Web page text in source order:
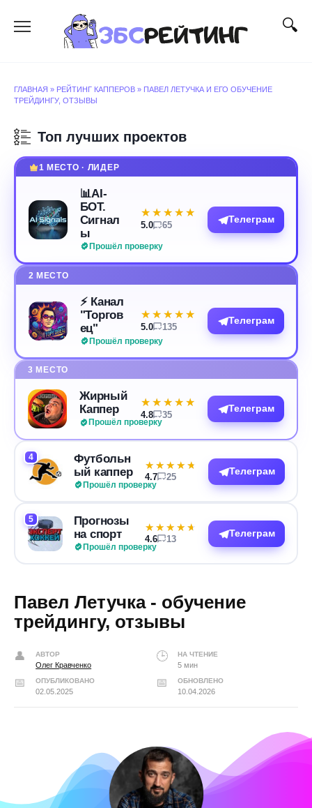
содержанию
ГЛАВНАЯ » РЕЙТИНГ КАППЕРОВ » ПАВЕЛ ЛЕТУЧКА И ЕГО ОБУЧЕНИЕ
ТРЕЙДИНГУ, ОТЗЫВЫ
Топ лучших проектов
1 МЕСТО · ЛИДЕР
📊AI-
БОТ.
Сигнал
ы
Прошёл проверку
★★★★★
★★★★★
5.0 65
Телеграм
2 МЕСТО
⚡️ Канал
"Торгов
ец"
Прошёл проверку
★★★★★
★★★★★
5.0 135
Телеграм
3 МЕСТО
Жирный
Каппер
Прошёл проверку
★★★★★
★★★★★
4.8 35
Телеграм
4
Футбольн
ый каппер
Прошёл проверку
★★★★★
★★★★★
4.7 25
Телеграм
5
Прогнозы
на спорт
Прошёл проверку
★★★★★
★★★★★
4.6 13
Телеграм
Павел Летучка - обучение
трейдингу, отзывы
АВТОР
Олег Кравченко
НА ЧТЕНИЕ
5 мин
ОПУБЛИКОВАНО
02.05.2025
ОБНОВЛЕНО
10.04.2026